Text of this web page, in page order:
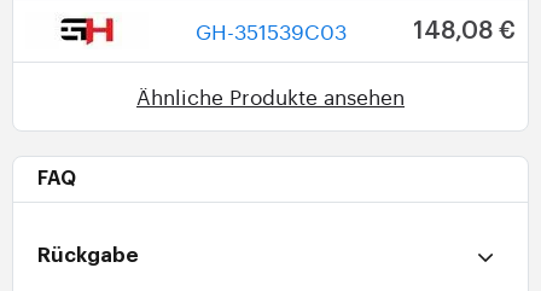
GH-351539C03 148,08 €
Ähnliche Produkte ansehen
FAQ
Rückgabe